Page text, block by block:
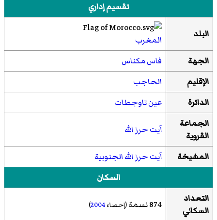
تقسيم إداري
البلد
المغرب
الجهة
فاس مكناس
الإقليم
الحاجب
الدائرة
عين تاوجطات
الجماعة
القروية
آيت حرز الله
المشيخة
آيت حرز الله الجنوبية
السكان
التعداد
السكاني
874 نسمة (إحصاء2004
)